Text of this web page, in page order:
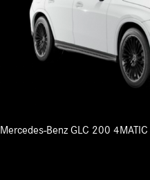
Mercedes-Benz GLC 200